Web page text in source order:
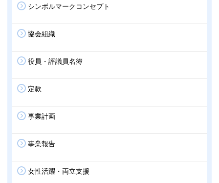
シンボルマークコンセプト
協会組織
役員・評議員名簿
定款
事業計画
事業報告
女性活躍・両立支援